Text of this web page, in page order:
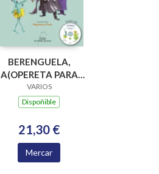
BERENGUELA,
A(OPERETA PARA
VOZ NARRADA E
CUARTETO DE
VARIOS
Dispoñible
21,30 €
Mercar